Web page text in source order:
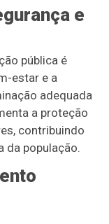
e
pública é
estar e a
adequada
a proteção
contribuindo
da população.